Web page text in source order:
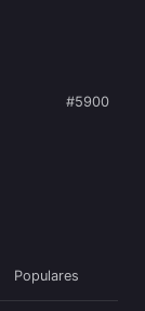
#5900
Populares